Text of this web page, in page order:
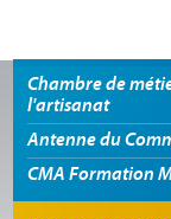
L'URSSAF et la SSI
Chambre de
l'artisanat
Antenne du
CMA Formation